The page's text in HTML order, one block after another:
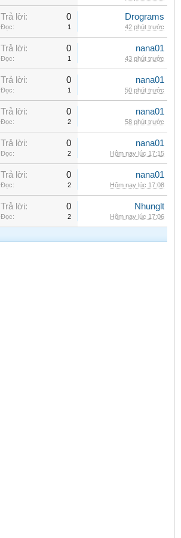
Trả lời: 0
Đọc: 1
Drograms
42 phút trước
Trả lời: 0
Đọc: 1
nana01
43 phút trước
Trả lời: 0
Đọc: 1
nana01
50 phút trước
Trả lời: 0
Đọc: 2
nana01
58 phút trước
Trả lời: 0
Đọc: 2
nana01
Hôm nay lúc 17:15
Trả lời: 0
Đọc: 2
nana01
Hôm nay lúc 17:08
Trả lời: 0
Đọc: 2
Nhunglt
Hôm nay lúc 17:06